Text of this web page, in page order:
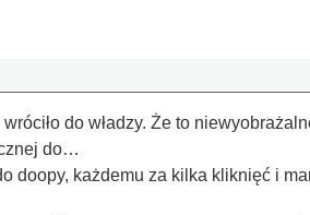
do władzy. Że to
do…
doopy, każdemu za kilka kliknięć i